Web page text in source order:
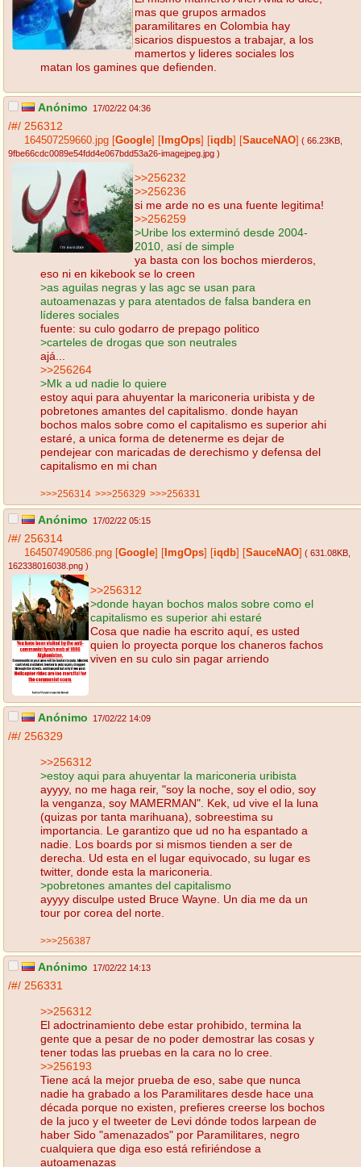
mas que grupos armados
paramilitares en Colombia hay
sicarios dispuestos a trabajar, a los
mamertos y lideres sociales los
matan los gamines que defienden.
Anónimo 17/02/22 04:36
/#/ 256312
164507259660.jpg Google ImgOps iqdb SauceNAO ( 66.23KB
9fbe66cdc0089e54fdd4e067bdd53a26-imagejpeg.jpg )
>>256232
>>256236
si me arde no es una fuente legitima!
>>256259
>Uribe los exterminó desde 2004-
2010, así de simple
ya basta con los bochos mierderos,
eso ni en kikebook se lo creen
>as aguilas negras y las agc se usan para
autoamenazas y para atentados de falsa bandera en
líderes sociales
fuente: su culo godarro de prepago politico
>carteles de drogas que son neutrales
ajá...
>>256264
>Mk a ud nadie lo quiere
estoy aqui para ahuyentar la mariconeria uribista y de
pobretones amantes del capitalismo. donde hayan
bochos malos sobre como el capitalismo es superior ahi
estaré, a unica forma de detenerme es dejar de
pendejear con maricadas de derechismo y defensa del
capitalismo en mi chan
>>>256314 >>>256329 >>>256331
Anónimo 17/02/22 05:15
/#/ 256314
164507490586.png Google ImgOps iqdb SauceNAO ( 631.08KB
162338016038.png )
>>256312
>donde hayan bochos malos sobre como el
capitalismo es superior ahi estaré
Cosa que nadie ha escrito aquí, es usted
quien lo proyecta porque los chaneros fachos
viven en su culo sin pagar arriendo
Anónimo 17/02/22 14:09
/#/ 256329
>>256312
>estoy aqui para ahuyentar la mariconeria uribista
ayyyy, no me haga reir, "soy la noche, soy el odio, soy
la venganza, soy MAMERMAN". Kek, ud vive el la luna
(quizas por tanta marihuana), sobreestima su
importancia. Le garantizo que ud no ha espantado a
nadie. Los boards por si mismos tienden a ser de
derecha. Ud esta en el lugar equivocado, su lugar es
twitter, donde esta la mariconeria.
>pobretones amantes del capitalismo
ayyyy disculpe usted Bruce Wayne. Un dia me da un
tour por corea del norte.
>>>256387
Anónimo 17/02/22 14:13
/#/ 256331
>>256312
El adoctrinamiento debe estar prohibido, termina la
gente que a pesar de no poder demostrar las cosas y
tener todas las pruebas en la cara no lo cree.
>>256193
Tiene acá la mejor prueba de eso, sabe que nunca
nadie ha grabado a los Paramilitares desde hace una
década porque no existen, prefieres creerse los bochos
de la juco y el tweeter de Levi dónde todos larpean de
haber Sido "amenazados" por Paramilitares, negro
cualquiera que diga eso está refiriéndose a
autoamenazas